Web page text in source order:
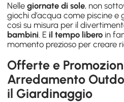
Nellegiornate di sole, non
giochi d’acqua come piscine e
così su misura per il
bambini. E il tempo libero in
momento prezioso per creare
Offerte e
Arredamento
il Giardinaggio